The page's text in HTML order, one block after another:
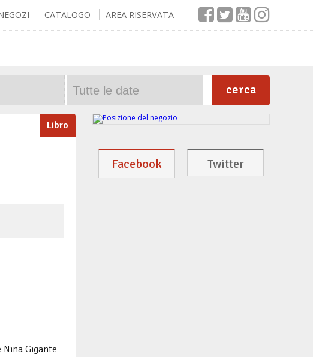
CATALOGO AREA RISERVATA
cerca
Libro
Gigante
Facebook Twitter